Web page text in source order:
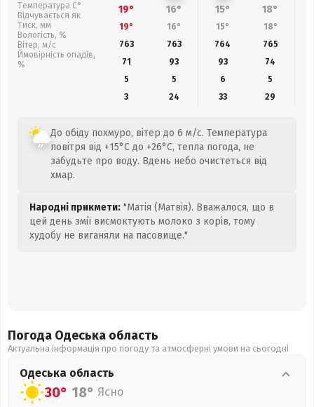
Температура С°
Відчувається як
Тиск, мм
Вологість, %
Вітер, м/с
Ймовірність опадів,
%
19° 16° 15° 18°
19° 16° 15° 18°
763
763 764 765
71
93 93 74
5
5 6
5
3
24 33 29
До обіду похмуро, вітер до 6 м/с. Температура
повітря від +15°C до +26°C, тепла погода, не
забудьте про воду. Вдень небо очистеться від
хмар.
Народні прикмети: "Матія (Матвія). Вважалося, що в
цей день змії висмоктують молоко з корів, тому
худобу не виганяли на пасовище."
Погода Одеська область
Актуальна інформація про погоду та атмосферні умови на сьогодні
Одеська область
30° 18° Ясно